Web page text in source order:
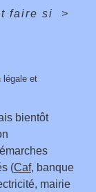
faire si
>
légale et
bientôt
(Caf, banque
mairie